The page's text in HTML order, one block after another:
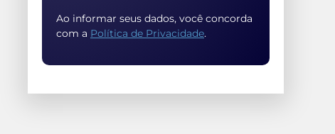
Ao informar seus dados, você concorda
com a Política de Privacidade.